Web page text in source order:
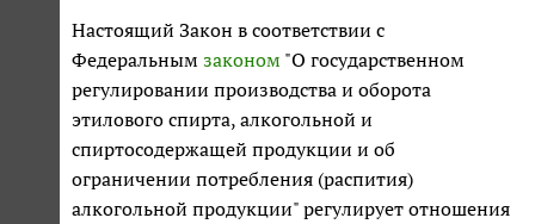
Настоящий Закон в соответствии с
Федеральным законом "О государственном
регулировании производства и оборота
этилового спирта, алкогольной и
спиртосодержащей продукции и об
ограничении потребления (распития)
алкогольной продукции" регулирует отношения